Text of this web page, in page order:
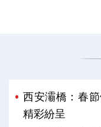
西安灞橋：春
精彩紛呈